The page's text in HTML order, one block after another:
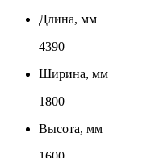
Длина, мм
4390
Ширина, мм
1800
Высота, мм